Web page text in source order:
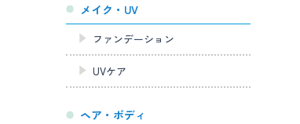
メイク・UV
ファンデーション
UVケア
ヘア・ボディ